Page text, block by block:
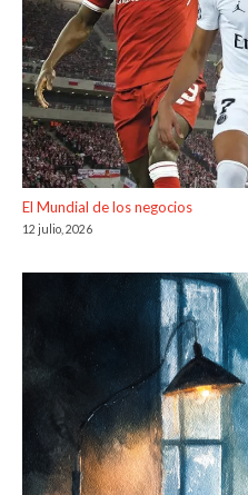
El Mundial de los negocios
12 julio, 2026